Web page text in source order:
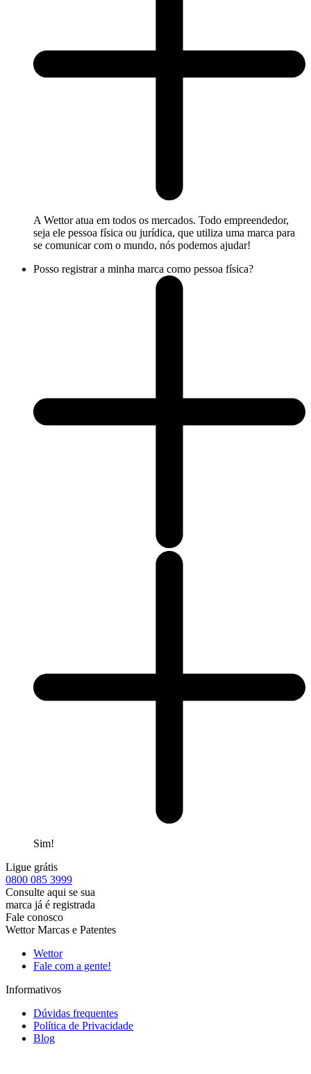
A Wettor atua em todos os mercados. Todo empreendedor,
seja ele pessoa física ou jurídica, que utiliza uma marca para
se comunicar com o mundo, nós podemos ajudar!
Posso registrar a minha marca como pessoa física?
Sim!
Ligue grátis
0800 085 3999
Consulte aqui se sua
marca já é registrada
Fale conosco
Wettor Marcas e Patentes
Wettor
Fale com a gente!
Informativos
Dúvidas frequentes
Política de Privacidade
Blog